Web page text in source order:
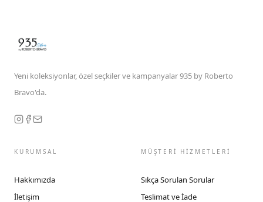
Yeni koleksiyonlar, özel seçkiler ve kampanyalar 935 by Roberto
Bravo'da.
KURUMSAL
Hakkımızda
İletişim
MÜŞTERİ HİZMETLERİ
Sıkça Sorulan Sorular
Teslimat ve İade